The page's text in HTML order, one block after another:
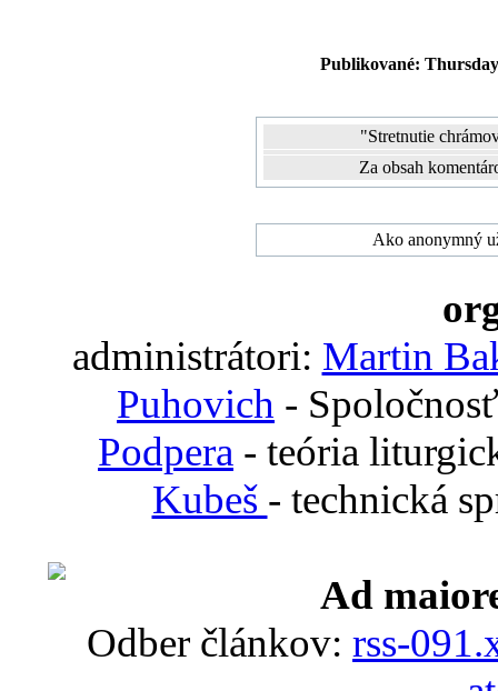
Publikované:
"Stretnutie
Za obsah
Ako anonymný
administrátori: Martin
Puhovich -
Podpera - teória
Kubeš - technická
Ad
Odber článkov: rss-